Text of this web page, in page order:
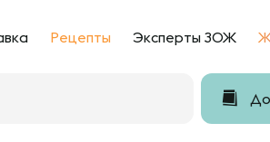
Рецепты Эксперты ЗОЖ